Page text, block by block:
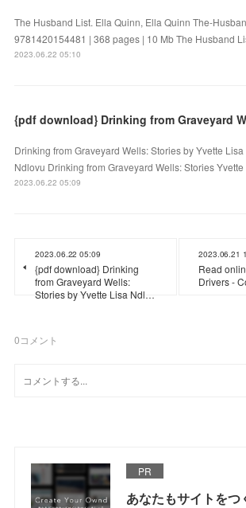
The Husband List. Ella Quinn, Ella Quinn The-
9781420154481 | 368 pages | 10 Mb The Husband
2023.06.22 05:10
Drinking from Graveyard Wells: Stories by Yvette
Ndlovu Drinking from Graveyard Wells: Stories
2023.06.22 05:09
2023.06.22 05:09
{pdf download} Drinking
from Graveyard Wells:
Stories by Yvette Lisa Ndl…
2023.06.21
Read
Drivers -
0コメント
PR
あなたもサイトをつ